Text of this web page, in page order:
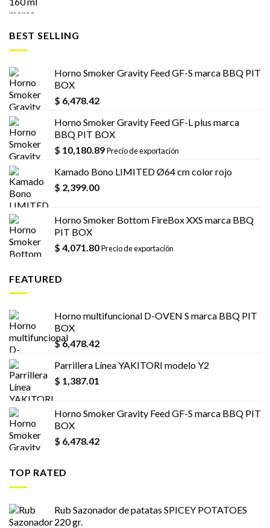
BEST SELLING
Horno Smoker Gravity Feed GF-S marca BBQ PIT
BOX
$ 6,478.42
Horno Smoker Gravity Feed GF-L plus marca
BBQ PIT BOX
$ 10,180.89Precio de exportación
Kamado Bono LIMITED Ø64 cm color rojo
$ 2,399.00
Horno Smoker Bottom FireBox XXS marca BBQ
PIT BOX
$ 4,071.80Precio de exportación
FEATURED
Horno multifuncional D-OVEN S marca BBQ PIT
BOX
$6,478.42
Parrillera Línea YAKITORI modelo Y2
$ 1,387.01
Horno Smoker Gravity Feed GF-S marca BBQ PIT
BOX
$ 6,478.42
TOP RATED
Rub Sazonador de patatas SPICEY POTATOES
220 gr.